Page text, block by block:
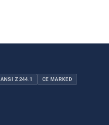
ANSI Z244.1 CE MARKED